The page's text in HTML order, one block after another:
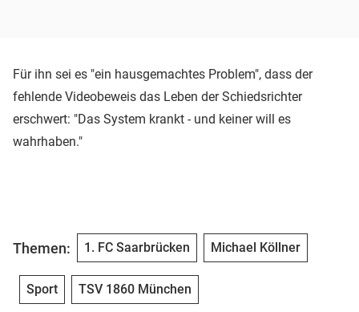
Für ihn sei es "ein hausgemachtes Problem", dass der
fehlende Videobeweis das Leben der Schiedsrichter
erschwert: "Das System krankt - und keiner will es
wahrhaben."
Themen: 1. FC Saarbrücken Michael Köllner
Sport TSV 1860 München